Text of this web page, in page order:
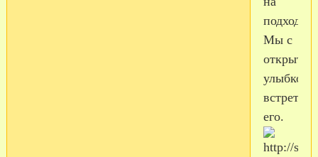
подходе,
Мы с
открытой
улыбкой
встретим
его.